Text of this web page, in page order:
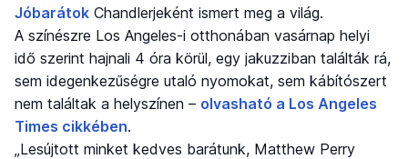
Jóbarátok Chandlerjeként ismert meg a világ.
A színészre Los Angeles-i otthonában vasárnap helyi
idő szerint hajnali 4 óra körül, egy jakuzziban találták rá,
sem idegenkezűségre utaló nyomokat, sem kábítószert
nem találtak a helyszínen – olvasható a Los Angeles
Times cikkében.
„Lesújtott minket kedves barátunk, Matthew Perry